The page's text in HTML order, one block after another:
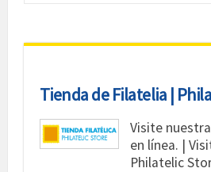
Tienda de Filatelia |
Visite
en línea. |
Philatelic